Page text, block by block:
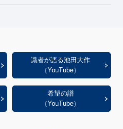
識者が語る池田大作
（YouTube）
希望の譜
（YouTube）